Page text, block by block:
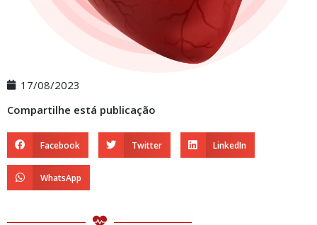
17/08/2023
Compartilhe está publicação
Facebook Twitter LinkedIn
WhatsApp